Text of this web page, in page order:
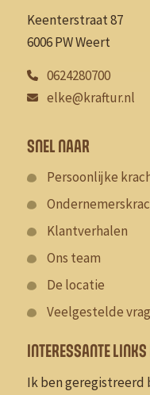
Keenterstraat 87
6006 PW Weert
0624280700
elke@kraftur.nl
SNEL NAAR
Persoonlijke
Klantverhalen
Ons team
De locatie
Veelgestelde
INTERESSANTE
Ik ben geregistreerd